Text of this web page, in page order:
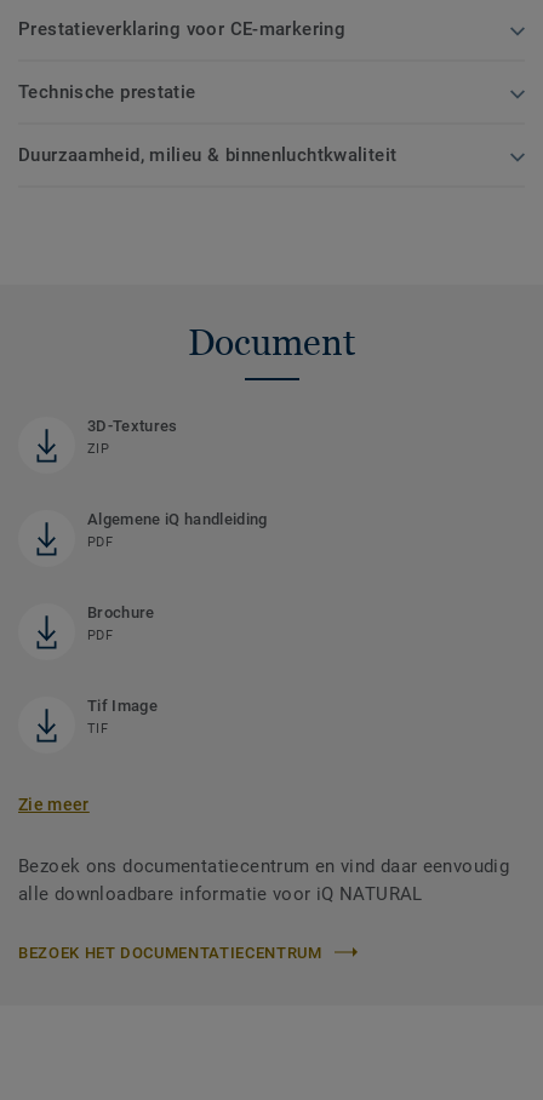
Prestatieverklaring voor CE-markering
Technische prestatie
Duurzaamheid, milieu & binnenluchtkwaliteit
Document
3D-Textures
ZIP
Algemene iQ handleiding
PDF
Brochure
PDF
Tif Image
TIF
Zie meer
Bezoek ons documentatiecentrum en vind daar eenvoudig
alle downloadbare informatie voor iQ NATURAL
BEZOEK HET DOCUMENTATIECENTRUM